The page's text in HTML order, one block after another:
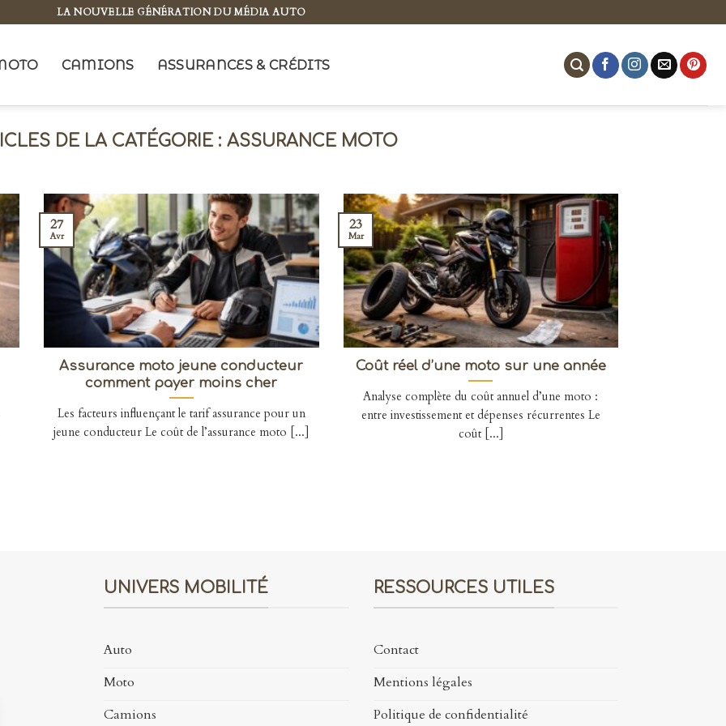
LA NOUVELLE GÉNÉRATION DU MÉDIA AUTO
CAMIONS ASSURANCES & CRÉDITS
ASSURANCE MOTO
Assurance moto jeune conducteur
comment payer moins cher
Les facteurs influençant le tarif assurance pour un
jeune conducteur Le coût de l’assurance moto [...]
27
Avr
Coût réel d’une moto sur une année
Analyse complète du coût annuel d’une moto :
entre investissement et dépenses récurrentes Le
coût [...]
23
Mar
UNIVERS MOBILITÉ
Auto
Moto
Camions
RESSOURCES UTILES
Contact
Mentions légales
Politique de confidentialité